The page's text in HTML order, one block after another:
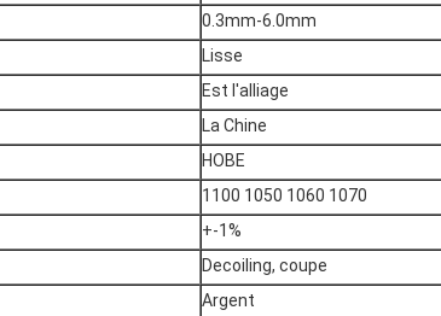
0.3mm-6.0mm
Lisse
Est l'alliage
La Chine
HOBE
1100 1050 1060 1070
+-1%
Decoiling, coupe
Argent